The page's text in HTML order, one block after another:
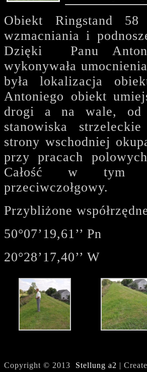
Obiekt Ringstand 58
wzmacniania i
Dzięki Panu
wykonywała
była lokalizacja
Antoniego obiekt
drogi a na wale, od
stanowiska
strony wschodniej
przy pracach
Całość w tym
przeciwczołgowy.
Przybliżone
50°07’19,61’’ Pn
20°28’17,40’’ W
Copyright © 2013 Stellung a2 |